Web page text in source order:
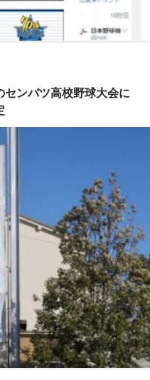
ンバツ高校野球大会に